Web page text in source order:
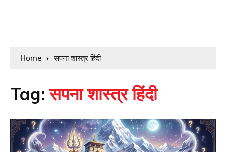
Home सपना शास्त्र हिंदी
Tag:सपना शास्त्र हिंदी